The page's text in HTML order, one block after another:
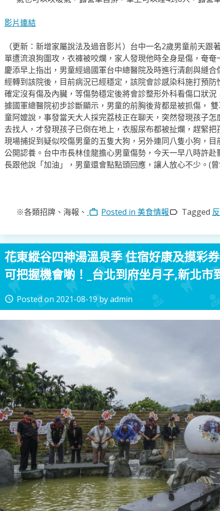
影片連結
（更新：新增家屬說法及過音影片）台中一名2歲男童前天
單遭流浪狗圍攻，衣褲被咬爛，家人發現他時全身是傷，奄
慶添早上指出，男童經過國軍台中總醫院及時進行清創與縫
經轉到該院後，目前病況已經穩定，該院會診感染科施打預
確定沒有傷及內臟，等傷勢穩定後將會診整形外科看傷口狀
據國軍總醫院初步診斷顯示，男童的前胸後背都是被抓傷，
童阿嬤說，事發當天大人採完荔枝正在聊天，突然發現孩子
去找人，才發現孩子已倒在地上，衣服尿布都被扯爛，趕緊
現場捕捉到疑似咬傷男童的五隻大狗，另外連同八隻小狗，
公開認養。台中市長林佳龍擔心男童傷勢，今天一早八時許
長跟他說「加油」，男童還會點點頭回應，讓人放心不少。(
※各類招牌、海報、 work_outline Posted in美食情報label_outline Tagged
花東縱谷四神湯溫泉季 住宿好康及摸彩
可把握機會喲！_台北到府坐月子,新北市
access_time Posted on 2021-08-19byadmin